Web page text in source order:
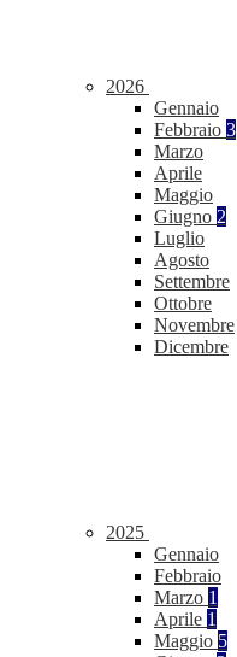
2026
Gennaio
Febbraio 3
Marzo
Aprile
Maggio
Giugno 2
Luglio
Agosto
Settembre
Ottobre
Novembre
Dicembre
2025
Gennaio
Febbraio
Marzo 1
Aprile 1
Maggio 5